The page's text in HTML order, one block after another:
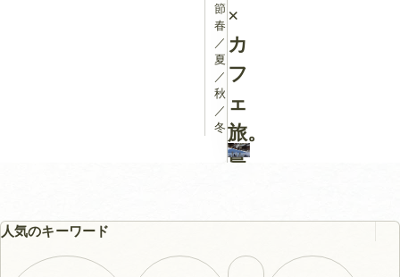
節：
春
／
夏
／
秋
／
冬
×
カ
フ
ェ
旅。
島
町
の
人気のキーワード